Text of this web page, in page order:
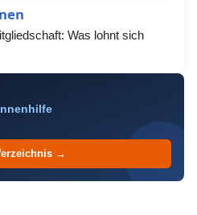
Was lohnt sich
→